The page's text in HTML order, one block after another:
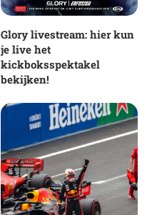
Glory livestream: hier kun
je live het
kickboksspektakel
bekijken!